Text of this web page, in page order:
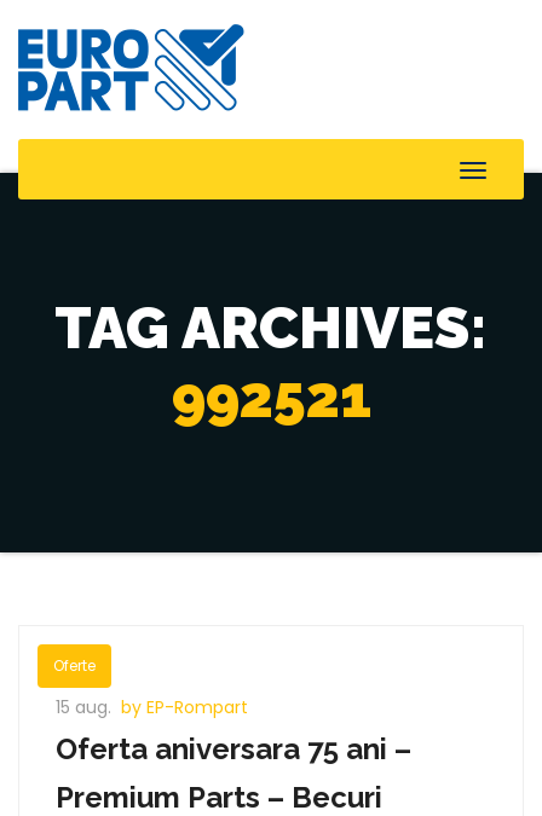
Toggle
TAG ARCHIVES:
992521
Oferte
15 aug. by EP-Rompart
Oferta aniversara 75 ani –
Premium Parts – Becuri